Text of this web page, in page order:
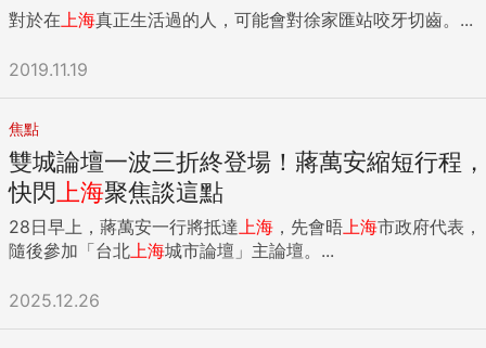
對於在 上海真正生活過的人，可能會對徐家匯站咬牙切齒。...
2019.11.19
焦點
雙城論壇一波三折終登場！蔣萬安縮短行程，
快閃 上海聚焦談這點
28日早上，蔣萬安一行將抵達 上海 ，先會晤 上海市政府代表，
隨後參加「台北 上海城市論壇」主論壇。...
2025.12.26